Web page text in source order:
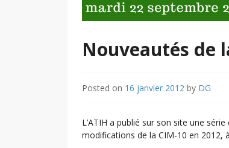
Nouveautés de
Posted on 16 janvier 2012 by DG
L’ATIH a publié sur son site une
modifications de la CIM-10 en 2012,